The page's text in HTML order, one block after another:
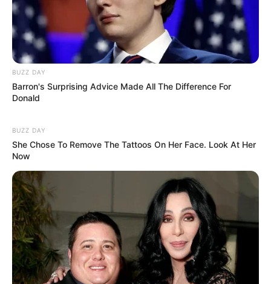
Quermania folgen: Impressum & Kontakt
Smartphone Startseite
Suchen:
Auf einigen Seiten dieses Projektes sind Affiliate-
Angebote integriert. Wenn etwas darüber gebucht oder
gekauft wird, ist das eine Unterstützung, ohne dass sich
dadurch der Preis ändert.
BUZZ DAY
Barron's Surprising Advice Made All The Difference For
Donald
BUZZ DAY
She Chose To Remove The Tattoos On Her Face. Look At Her
Now